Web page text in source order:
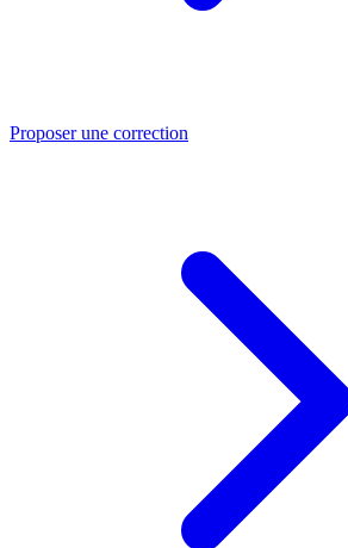
Proposer une correction